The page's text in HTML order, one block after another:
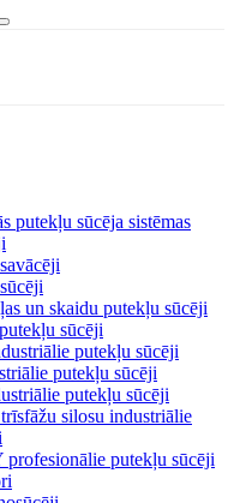
putekļu sūcēja sistēmas
un skaidu putekļu sūcēji
sūcēji
putekļu sūcēji
putekļu sūcēji
putekļu sūcēji
silosu industriālie
putekļu sūcēji